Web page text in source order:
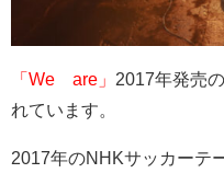
「We are」 2017年発売
れています。
2017年のNHKサッカーテ